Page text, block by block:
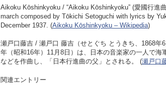
Aikoku Kōshinkyoku / “Aikoku Kōshinkyoku” (愛國行進
march composed by Tōkichi Setoguchi with lyrics by
December 1937. (Aikoku Kōshinkyoku – Wikipedia)
瀬戸口藤吉 / 瀬戸口 藤吉（せとぐち とうきち、1868年
年（昭和16年）11月8日）は、日本の音楽家の一人で海
などを作曲し、「日本行進曲の父」とされる。 (瀬戸口
関連エントリー